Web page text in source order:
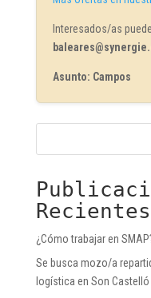
Interesados/as
Asunto: Campos
Recientes
¿Cómo trabajar en
Se busca mozo/a
logística en Son Castelló